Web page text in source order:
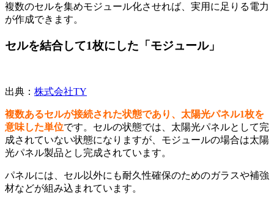
複数のセルを集めモジュール化させれば、実用に足りる電力
が作成できます。
セルを結合して1枚にした「モジュール」
出典： 株式会社TY
複数あるセルが接続された状態であり、太陽光パネル1枚を
意味した単位です。 セルの状態では、太陽光パネルとして完
成されていない状態になりますが、モジュールの場合は太陽
光パネル製品とし完成されています。
パネルには、セル以外にも耐久性確保のためのガラスや補強
材などが組み込まれています。